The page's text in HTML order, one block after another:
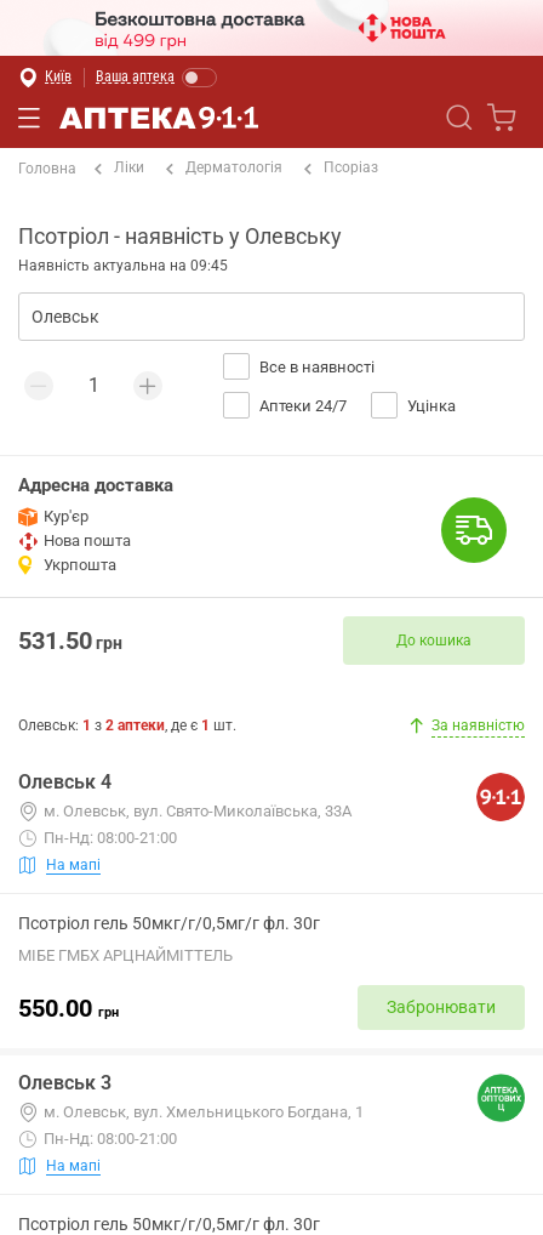
Київ Ваша аптека
Головна Ліки Дерматологія Псоріаз
Псотріол - наявність у Олевську
Наявність актуальна на 09:45
Все в наявності
Аптеки 24/7 Уцінка
Адресна доставка
Кур'єр
Нова пошта
Укрпошта
531.50грн До кошика
Олевськ: 1 з 2 аптеки, де є 1 шт. За наявністю
Олевськ 4
м. Олевськ, вул. Свято-Миколаївська, 33А
Пн-Нд: 08:00-21:00
На мапі
Псотріол гель 50мкг/г/0,5мг/г фл. 30г
МІБЕ ГМБХ АРЦНАЙМІТТЕЛЬ
550.00 грн Забронювати
Олевськ 3
м. Олевськ, вул. Хмельницького Богдана, 1
Пн-Нд: 08:00-21:00
На мапі
Псотріол гель 50мкг/г/0,5мг/г фл. 30г